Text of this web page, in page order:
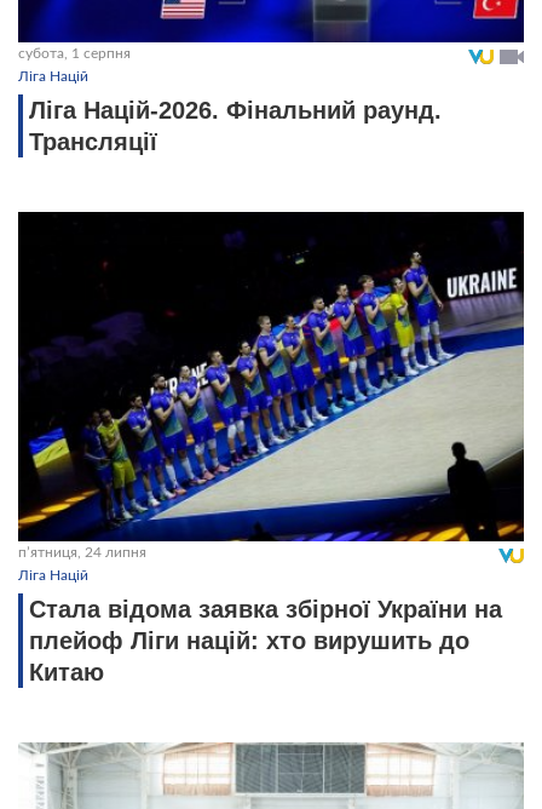
субота, 1 серпня
Ліга Націй
Ліга Націй-2026. Фінальний раунд.
Трансляції
пʼятниця, 24 липня
Ліга Націй
Стала відома заявка збірної України на
плейоф Ліги націй: хто вирушить до
Китаю